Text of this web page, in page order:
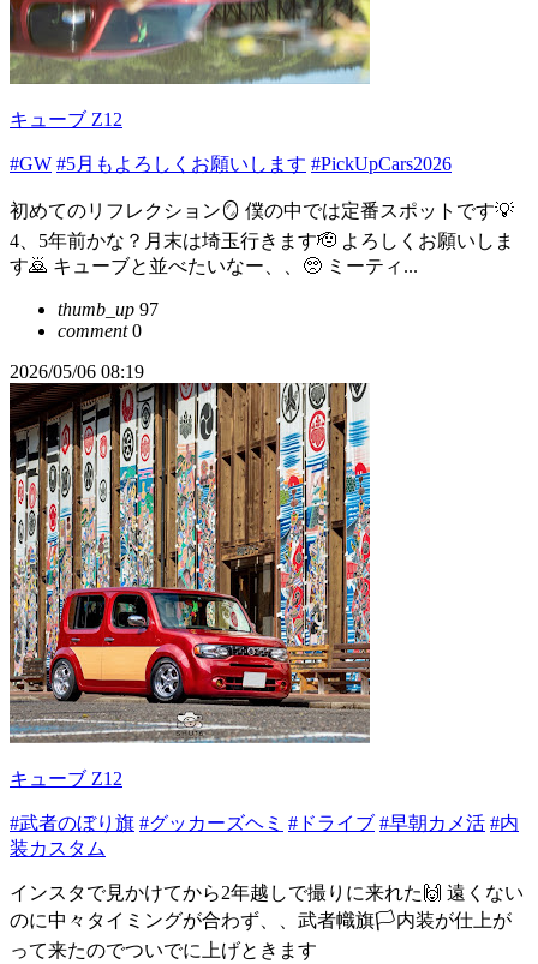
キューブ Z12
#GW #5月もよろしくお願いします #PickUpCars2026
初めてのリフレクション🪞 僕の中では定番スポットです💡
4、5年前かな？月末は埼玉行きます🫡 よろしくお願いしま
す🙇 キューブと並べたいなー、、🥺 ミーティ...
thumb_up 97
comment0
2026/05/06 08:19
キューブ Z12
#武者のぼり旗 #グッカーズヘミ #ドライブ #早朝カメ活 #内
装カスタム
インスタで見かけてから2年越しで撮りに来れた🙌 遠くない
のに中々タイミングが合わず、、武者幟旗🏳内装が仕上が
って来たのでついでに上げときます